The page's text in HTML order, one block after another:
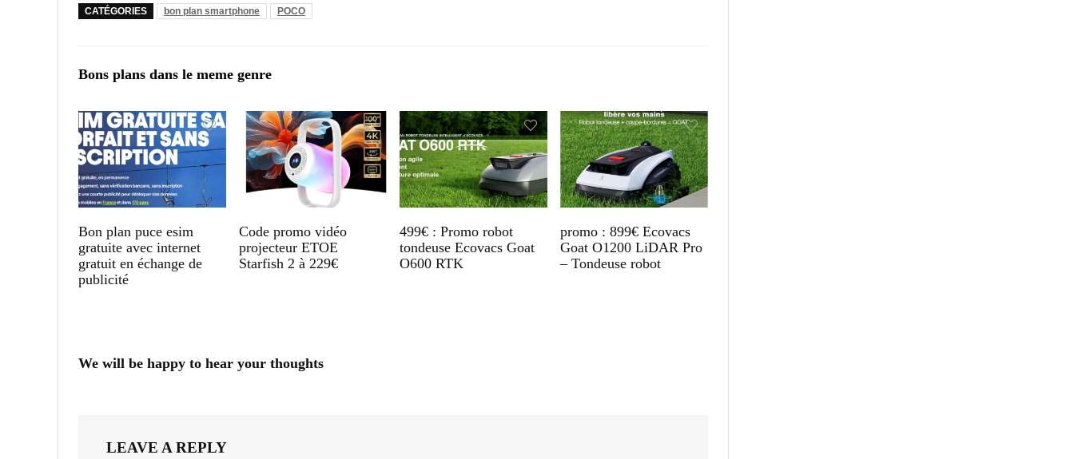
CATÉGORIES bon plan smartphone POCO
Bons plans dans le meme genre
Bon plan puce esim
gratuite avec internet
gratuit en échange de
publicité
Code promo vidéo
projecteur ETOE
Starfish 2 à 229€
499€ : Promo robot
tondeuse Ecovacs Goat
O600 RTK
promo : 899€ Ecovacs
Goat O1200 LiDAR Pro
– Tondeuse robot
We will be happy to hear your thoughts
LEAVE A REPLY